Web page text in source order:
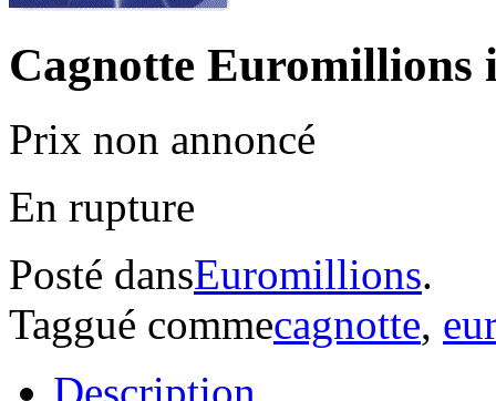
Cagnotte Euromillions
Prix non annoncé
En rupture
Posté dansEuromillions.
Taggué commecagnotte,
Description